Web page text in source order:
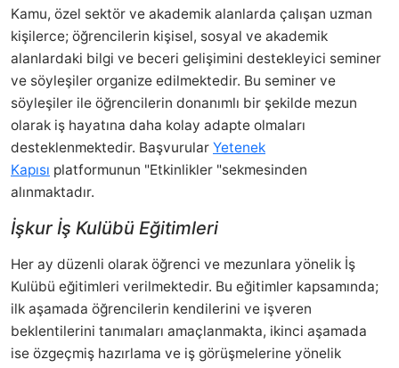
Kamu, özel sektör ve akademik alanlarda çalışan uzman
kişilerce; öğrencilerin kişisel, sosyal ve akademik
alanlardaki bilgi ve beceri gelişimini destekleyici seminer
ve söyleşiler organize edilmektedir. Bu seminer ve
söyleşiler ile öğrencilerin donanımlı bir şekilde mezun
olarak iş hayatına daha kolay adapte olmaları
desteklenmektedir. Başvurular Yetenek
Kapısı platformunun "Etkinlikler "sekmesinden
alınmaktadır.
İşkur İş Kulübü Eğitimleri
Her ay düzenli olarak öğrenci ve mezunlara yönelik İş
Kulübü eğitimleri verilmektedir. Bu eğitimler kapsamında;
ilk aşamada öğrencilerin kendilerini ve işveren
beklentilerini tanımaları amaçlanmakta, ikinci aşamada
ise özgeçmiş hazırlama ve iş görüşmelerine yönelik